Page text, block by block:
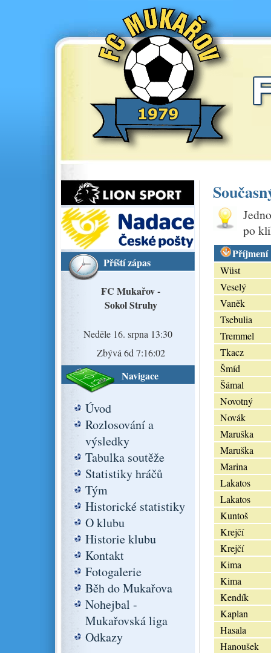
Příští zápas
FC Mukařov -
Sokol Struhy
Neděle 16. srpna 13:30
Zbývá 6d 7:16:02
Navigace
Úvod
Rozlosování a
výsledky
Tabulka soutěže
Statistiky hráčů
Tým
Historické statistiky
O klubu
Historie klubu
Kontakt
Fotogalerie
Běh do Mukařova
Nohejbal -
Mukařovská liga
Odkazy
po
Příjmení
Wüst
Veselý
Vaněk
Tsebulia
Tremmel
Tkacz
Šmíd
Šámal
Novotný
Novák
Maruška
Maruška
Marina
Lakatos
Lakatos
Kuntoš
Krejčí
Krejčí
Kima
Kima
Kendík
Kaplan
Hasala
Hanoušek